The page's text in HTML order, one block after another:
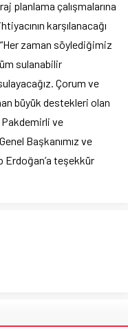
planlama çalışmalarına
karşılanacağı
zaman söylediğimiz
sulanabilir
Çorum ve
büyük destekleri olan
Pakdemirli ve
Başkanımız ve
Erdoğan’a teşekkür